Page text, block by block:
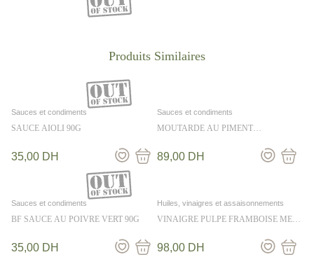
Sauces et condiments
SAUCE AIOLI 90G
35,00 DH
Sauces et condiments
MOUTARDE AU PIMENT
89,00 DH
Sauces et condiments
BF SAUCE AU POIVRE VERT 90G
35,00 DH
Huiles, vinaigres et assaisonnements
VINAIGRE PULPE FRAMBOISE MES
98,00 DH